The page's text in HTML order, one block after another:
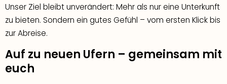
Unser Ziel bleibt unverändert: Mehr als nur eine Unterkunft
zu bieten. Sondern ein gutes Gefühl – vom ersten Klick bis
zur Abreise.
Auf zu neuen Ufern – gemeinsam mit
euch